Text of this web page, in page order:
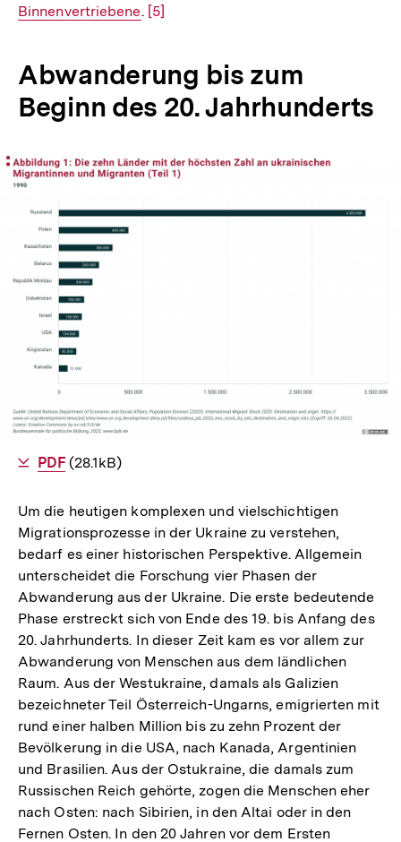
Binnenvertriebene. Zur
Fußnote
[5]
Abwanderung bis zum
Beginn des 20. Jahrhunderts
Als
PDFherunterladen
(28.1kB)
Um die heutigen komplexen und vielschichtigen
Migrationsprozesse in der Ukraine zu verstehen,
bedarf es einer historischen Perspektive. Allgemein
unterscheidet die Forschung vier Phasen der
Abwanderung aus der Ukraine. Die erste bedeutende
Phase erstreckt sich von Ende des 19. bis Anfang des
20. Jahrhunderts. In dieser Zeit kam es vor allem zur
Abwanderung von Menschen aus dem ländlichen
Raum. Aus der Westukraine, damals als Galizien
bezeichneter Teil Österreich-Ungarns, emigrierten mit
rund einer halben Million bis zu zehn Prozent der
Bevölkerung in die USA, nach Kanada, Argentinien
und Brasilien. Aus der Ostukraine, die damals zum
Russischen Reich gehörte, zogen die Menschen eher
nach Osten: nach Sibirien, in den Altai oder in den
Fernen Osten. In den 20 Jahren vor dem Ersten